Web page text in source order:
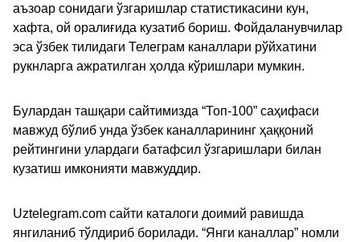
аъзоар сонидаги ўзгаришлар статистикасини кун,
хафта, ой оралиғида кузатиб бориш. Фойдаланувчилар
эса ўзбек тилидаги Телеграм каналлари рўйхатини
рукнларга ажратилган ҳолда кўришлари мумкин.
Булардан ташқари сайтимизда “Топ-100” саҳифаси
мавжуд бўлиб унда ўзбек каналларининг ҳаққоний
рейтингини улардаги батафсил ўзгаришлари билан
кузатиш имконияти мавжуддир.
Uztelegram.com сайти каталоги доимий равишда
янгиланиб тўлдириб борилади. “Янги каналлар” номли